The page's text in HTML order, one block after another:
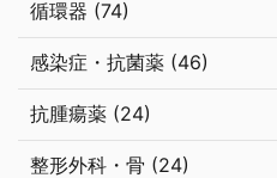
循環器 (74)
感染症・抗菌薬 (46)
抗腫瘍薬 (24)
整形外科・骨 (24)